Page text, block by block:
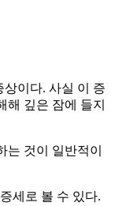
이다. 사실 이 증
깊은 잠에 들지
것이 일반적이
세로 볼 수 있다.